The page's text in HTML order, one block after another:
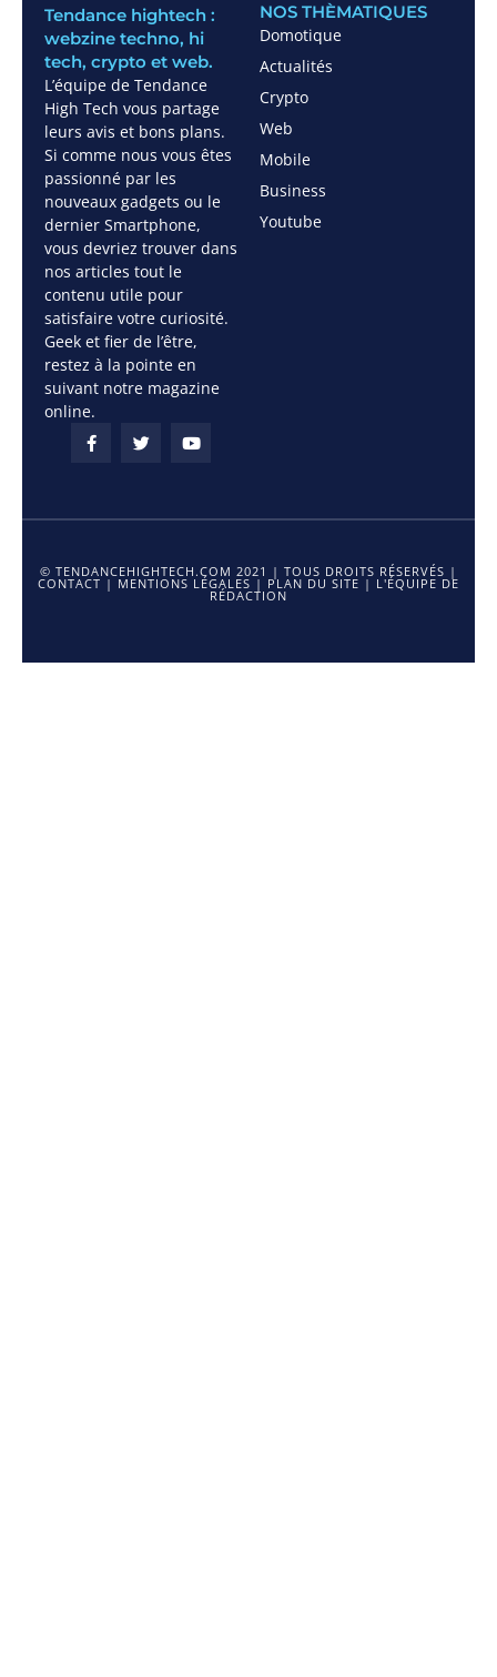
Tendance hightech :
webzine techno, hi
tech, crypto et web.
L’équipe de Tendance
High Tech vous partage
leurs avis et bons plans.
Si comme nous vous êtes
passionné par les
nouveaux gadgets ou le
dernier Smartphone,
vous devriez trouver dans
nos articles tout le
contenu utile pour
satisfaire votre curiosité.
Geek et fier de l’être,
restez à la pointe en
suivant notre magazine
online.
NOS THÈMATIQUES
Domotique
Actualités
Crypto
Web
Mobile
Business
Youtube
© TENDANCEHIGHTECH.COM 2021 | TOUS DROITS RÉSERVÉS |
CONTACT | MENTIONS LÉGALES | PLAN DU SITE | L'ÉQUIPE DE
RÉDACTION